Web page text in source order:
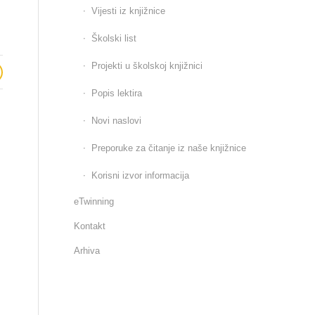
Vijesti iz knjižnice
Školski list
Projekti u školskoj knjižnici
Popis lektira
Novi naslovi
Preporuke za čitanje iz naše knjižnice
Korisni izvor informacija
eTwinning
Kontakt
Arhiva